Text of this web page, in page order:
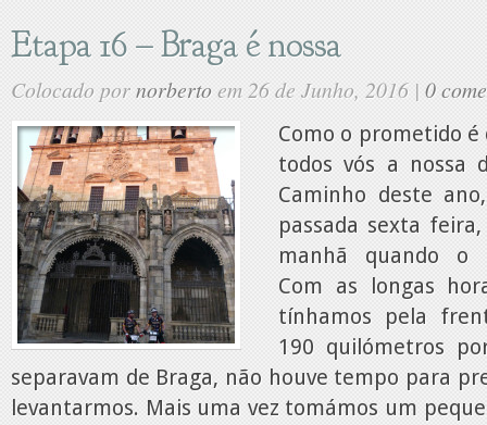
Etapa 16 – Braga é nossa
Colocado pornorberto em 26 de Junho, 2016 | 0
Como o prometido
todos vós a nossa
Caminho deste
passada sexta
manhã quando o
Com as longas
tínhamos pela
190 quilómetros
separavam de Braga, não houve tempo para
levantarmos. Mais uma vez tomámos um